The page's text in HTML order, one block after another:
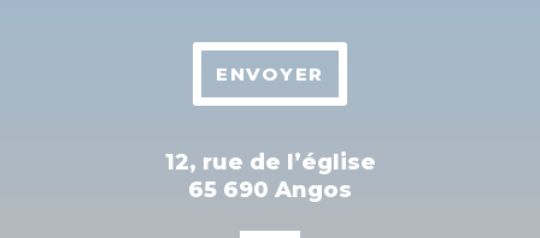
ENVOYER
12, rue de l’église
65 690 Angos